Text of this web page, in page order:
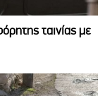
ταινίας με